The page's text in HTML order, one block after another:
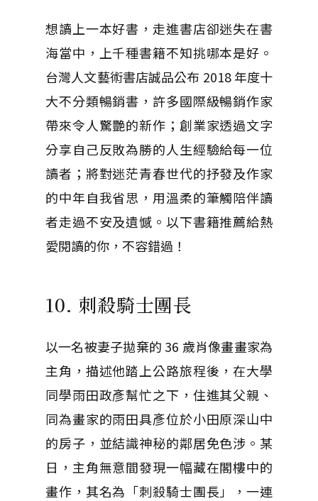
想讀上一本好書，走進書店卻迷失在書
海當中，上千種書籍不知挑哪本是好。
台灣人文藝術書店誠品公布 2018 年度十
大不分類暢銷書，許多國際級暢銷作家
帶來令人驚艷的新作；創業家透過文字
分享自己反敗為勝的人生經驗給每一位
讀者；將對迷茫青春世代的抒發及作家
的中年自我省思，用溫柔的筆觸陪伴讀
者走過不安及遺憾。以下書籍推薦給熱
愛閱讀的你，不容錯過！
10. 刺殺騎士團長
以一名被妻子拋棄的 36 歲肖像畫畫家為
主角，描述他踏上公路旅程後，在大學
同學雨田政彥幫忙之下，住進其父親、
同為畫家的雨田具彥位於小田原深山中
的房子，並結識神秘的鄰居免色涉。某
日，主角無意間發現一幅藏在閣樓中的
畫作，其名為「刺殺騎士團長」，一連